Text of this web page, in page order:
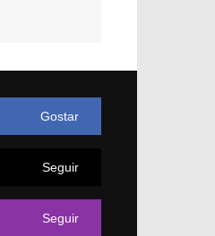
Gostar
Seguir
Seguir